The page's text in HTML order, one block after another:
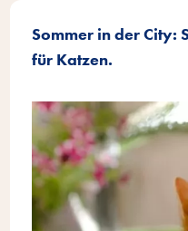
Sommer in der City:
für Katzen.